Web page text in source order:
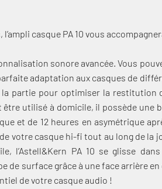
casque PA 10 vous
sonore avancée. Vous
adaptation aux casques de
partie pour optimiser la restitution
être utilisé à domicile, il possède une
et de 12 heures en asymétrique
votre casque hi-fi tout au long de la
l’Astell&Kern PA 10 se glisse
de surface grâce à une face arrière
de votre casque audio !
pour ajouter des produits à votre
Se connecter